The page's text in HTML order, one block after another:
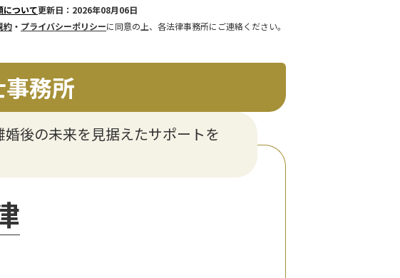
について更新日：2026年08月06日
約 ・ プライバシーポリシーに同意の上、各法律事務所にご連絡ください。
務所
後の未来を見据えたサポートを